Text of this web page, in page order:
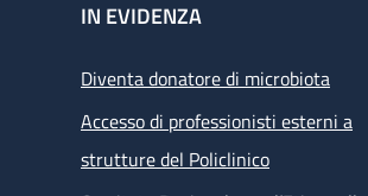
IN EVIDENZA
Diventa donatore di microbiota
Accesso di professionisti esterni a
strutture del Policlinico